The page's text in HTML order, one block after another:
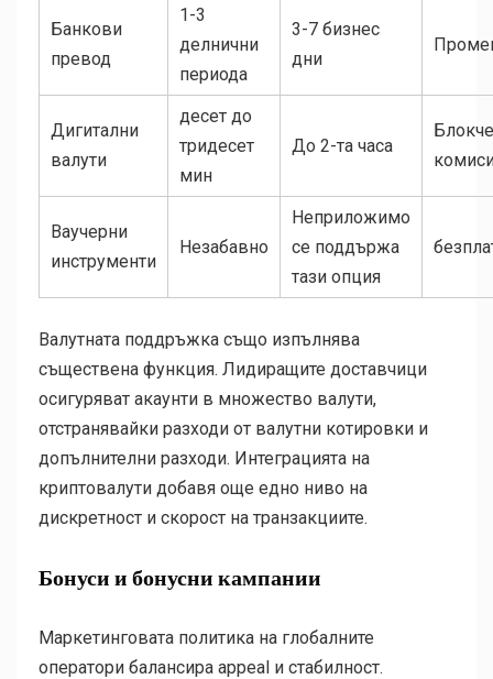
Банкови
превод
1-3
делнични
периода
3-7 бизнес
дни
Дигитални
валути
десет до
тридесет
мин
До 2-та часа
Ваучерни
инструменти
Незабавно
Неприложимо
се поддържа
тази опция
Валутната поддръжка също изпълнява
съществена функция. Лидиращите доставчици
осигуряват акаунти в множество валути,
отстранявайки разходи от валутни котировки и
допълнителни разходи. Интеграцията на
криптовалути добавя още едно ниво на
дискретност и скорост на транзакциите.
Бонуси и бонусни кампании
Маркетинговата политика на глобалните
оператори балансира appeal и стабилност.